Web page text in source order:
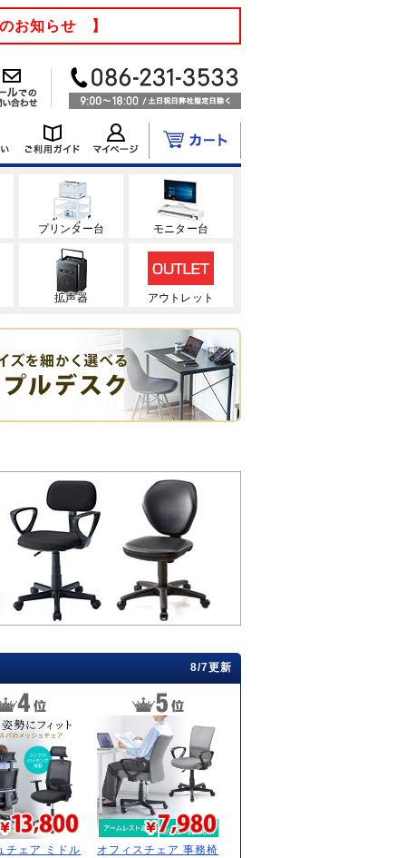
お知らせ 】
プリンター台 モニター台
拡声器 アウトレット
8/7更新
チェア ミドル
オフィスチェア 事務椅